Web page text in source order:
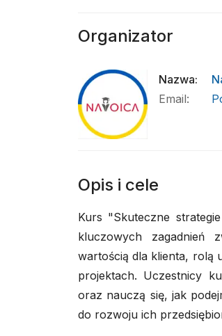
Organizator
Nazwa:
Email:
Opis i cele
Kurs "Skuteczne
kluczowych zagadnień
wartością dla klienta, rolą
projektach. Uczestnicy
oraz nauczą się, jak
do rozwoju ich